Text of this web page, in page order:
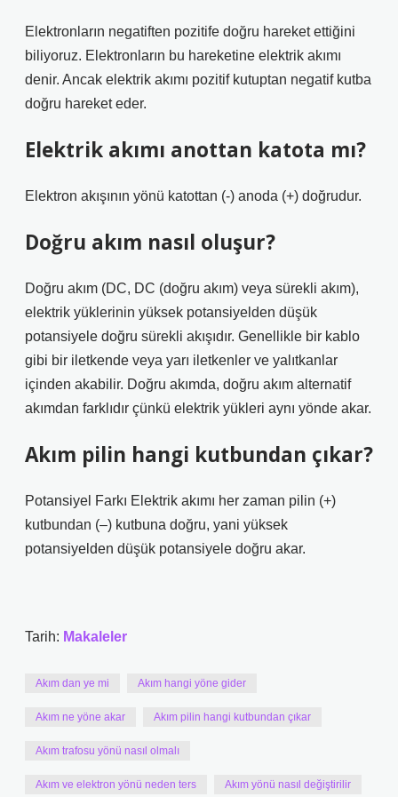
Elektronların negatiften pozitife doğru hareket ettiğini
biliyoruz. Elektronların bu hareketine elektrik akımı
denir. Ancak elektrik akımı pozitif kutuptan negatif kutba
doğru hareket eder.
Elektrik akımı anottan katota mı?
Elektron akışının yönü katottan (-) anoda (+) doğrudur.
Doğru akım nasıl oluşur?
Doğru akım (DC, DC (doğru akım) veya sürekli akım),
elektrik yüklerinin yüksek potansiyelden düşük
potansiyele doğru sürekli akışıdır. Genellikle bir kablo
gibi bir iletkende veya yarı iletkenler ve yalıtkanlar
içinden akabilir. Doğru akımda, doğru akım alternatif
akımdan farklıdır çünkü elektrik yükleri aynı yönde akar.
Akım pilin hangi kutbundan çıkar?
Potansiyel Farkı Elektrik akımı her zaman pilin (+)
kutbundan (–) kutbuna doğru, yani yüksek
potansiyelden düşük potansiyele doğru akar.
Tarih: Makaleler
Akım dan ye mi Akım hangi yöne gider
Akım ne yöne akar Akım pilin hangi kutbundan çıkar
Akım trafosu yönü nasıl olmalı
Akım ve elektron yönü neden ters Akım yönü nasıl değiştirilir